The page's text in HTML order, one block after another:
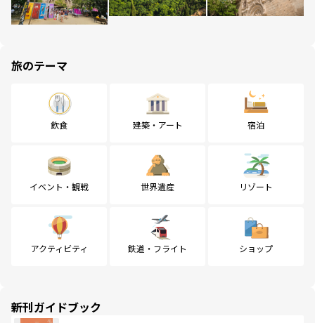
旅のテーマ
飲食 建築・アート 宿泊
イベント・観戦 世界遺産 リゾート
アクティビティ 鉄道・フライト ショップ
新刊ガイドブック